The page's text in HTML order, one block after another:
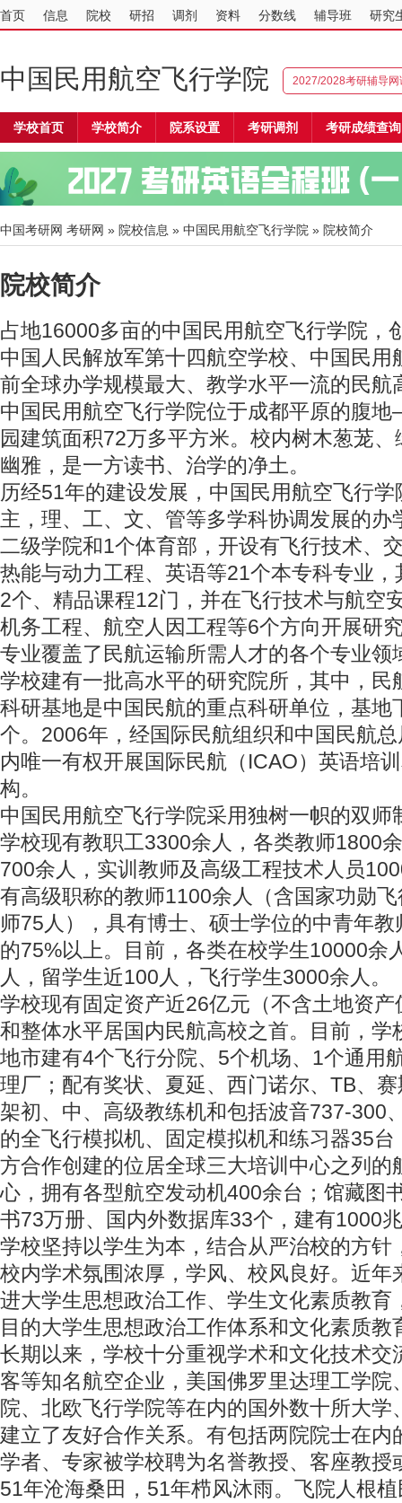
首页 信息 院校 研招 调剂 资料 分数线 辅导班 研究
中国民用航空飞行学院 2027/2028考研辅导网
学校首页 学校简介 院系设置 考研调剂 考研成绩查询
中国考研网 考研网 » 院校信息 » 中国民用航空飞行学院 » 院校简介
院校简介
占地16000多亩的中国民用航空飞行学院，
中国人民解放军第十四航空学校、中国民用
前全球办学规模最大、教学水平一流的民航
中国民用航空飞行学院位于成都平原的腹
园建筑面积72万多平方米。校内树木葱茏
幽雅，是一方读书、治学的净土。
历经51年的建设发展，中国民用航空飞行
主，理、工、文、管等多学科协调发展的办
二级学院和1个体育部，开设有飞行技术、
热能与动力工程、英语等21个本专科专业
2个、精品课程12门，并在飞行技术与航空
机务工程、航空人因工程等6个方向开展研
专业覆盖了民航运输所需人才的各个专业领
学校建有一批高水平的研究院所，其中，民
科研基地是中国民航的重点科研单位，基地
个。2006年，经国际民航组织和中国民航
内唯一有权开展国际民航（ICAO）英语培
构。
中国民用航空飞行学院采用独树一帜的双师
学校现有教职工3300余人，各类教师1800
700余人，实训教师及高级工程技术人员
有高级职称的教师1100余人（含国家功勋
师75人），具有博士、硕士学位的中青年
的75%以上。目前，各类在校学生10000余
人，留学生近100人，飞行学生3000余人。
学校现有固定资产近26亿元（不含土地资
和整体水平居国内民航高校之首。目前，学
地市建有4个飞行分院、5个机场、1个通用
理厂；配有奖状、夏延、西门诺尔、TB、
架初、中、高级教练机和包括波音737-300
的全飞行模拟机、固定模拟机和练习器35
方合作创建的位居全球三大培训中心之列的
心，拥有各型航空发动机400余台；馆藏图
书73万册、国内外数据库33个，建有1000
学校坚持以学生为本，结合从严治校的方针
校内学术氛围浓厚，学风、校风良好。近年
进大学生思想政治工作、学生文化素质教育
目的大学生思想政治工作体系和文化素质教
长期以来，学校十分重视学术和文化技术交
客等知名航空企业，美国佛罗里达理工学院
院、北欧飞行学院等在内的国外数十所大学
建立了友好合作关系。有包括两院院士在内
学者、专家被学校聘为名誉教授、客座教授
51年沧海桑田，51年栉风沐雨。飞院人根